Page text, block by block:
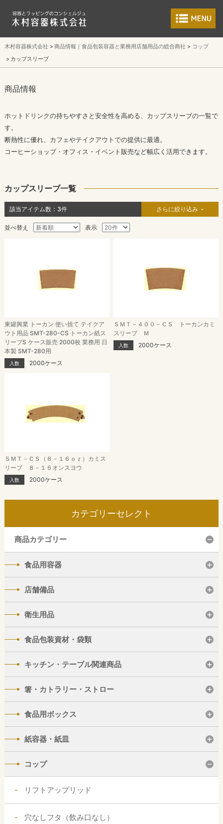
食品包装容器と
木村容器株式会社 商品情報｜食品包装容器と業務用店舗用品の総合商社
コップ
カップスリーブ
商品情報
ホットドリンクの持ちやすさと安全性を高める、カップスリーブの一覧で
す。
断熱性に優れ、カフェやテイクアウトでの提供に最適。
コーヒーショップ・オフィス・イベント販売など幅広く活用できます。
カップスリーブ一覧
該当アイテム数： 3件 さらに絞り込み
並べ替え 表示
東罐興業 トーカン 使い捨て テイクア
ウト用品 SMT-280-CS トーカン紙ス
リーブS ケース販売 2000枚 業務用 日
本製 SMT-280用
入数 2000ケース
ＳＭＴ－４００－ＣＳ トーカンカミ
スリーブ Ｍ
入数 2000ケース
ＳＭＴ－ＣＳ（８－１６ｏｚ）カミス
リーブ ８－１６オンスヨウ
入数 2000ケース
カテゴリーセレクト
商品カテゴリー
食品用容器
店舗備品
衛生用品
食品包装資材・袋類
キッチン・テーブル関連商品
箸・カトラリー・ストロー
食品用ボックス
紙容器・紙皿
コップ
リフトアップリッド
穴なしフタ（飲み口なし）